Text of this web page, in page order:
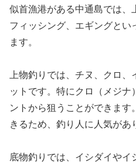
似首漁港がある中通島では、
フィッシング、エギングとい
ます。
上物釣りでは、チヌ、クロ
ットです。特にクロ（メジナ
ントから狙うことができま
きるため、釣り人に人気があ
底物釣りでは、イシダイやイ